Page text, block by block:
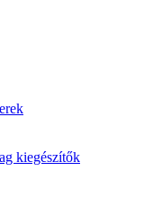
kiegészítők